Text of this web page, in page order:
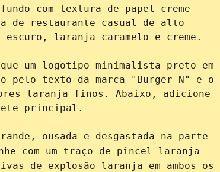
com textura de papel creme
de restaurante casual de alto
escuro, laranja caramelo e creme.
um logotipo minimalista preto em
pelo texto da marca "Burger N" e o
laranja finos. Abaixo, adicione
principal.
ousada e desgastada na parte
com um traço de pincel laranja
de explosão laranja em ambos os